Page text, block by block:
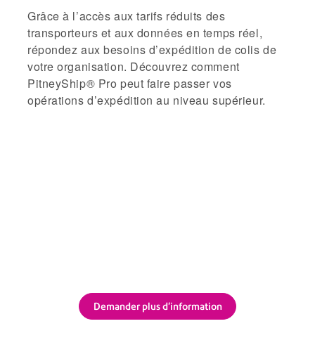
Grâce à l’accès aux tarifs réduits des
transporteurs et aux données en temps réel,
répondez aux besoins d’expédition de colis de
votre organisation. Découvrez comment
PitneyShip® Pro peut faire passer vos
opérations d’expédition au niveau supérieur.
Demander plus d'information